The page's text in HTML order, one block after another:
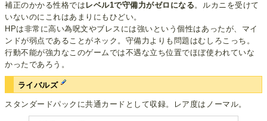
補正のかかる性格では レベル1で守備力がゼロになる 。ルカニを受けて
いないのにこれはあまりにもひどい。
HPは非常に高い為呪文やブレスには強いという個性はあったが、マイ
ンドが弱点であることがネック。守備力よりも問題はむしろこっち。
行動不能が強力なこのゲームでは不遇な立ち位置でほぼ使われていな
かったであろう。
ライバルズ
スタンダードパックに共通カードとして収録。レア度はノーマル。